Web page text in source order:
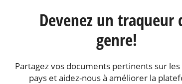
Devenez un traqueur
genre!
Partagez vos documents pertinents sur
pays et aidez-nous à améliorer la